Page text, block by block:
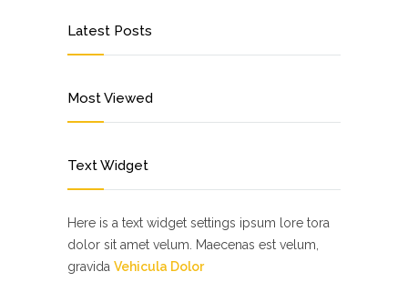
Latest Posts
Most Viewed
Text Widget
Here is a text widget settings ipsum lore tora
dolor sit amet velum. Maecenas est velum,
gravida Vehicula Dolor